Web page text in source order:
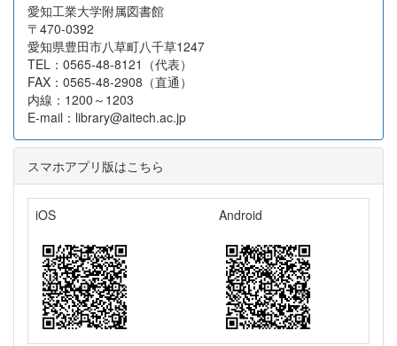
愛知工業大学附属図書館
〒470-0392
愛知県豊田市八草町八千草1247
TEL：0565-48-8121（代表）
FAX：0565-48-2908（直通）
内線：1200～1203
E-mail：library@aitech.ac.jp
スマホアプリ版はこちら
iOS Android